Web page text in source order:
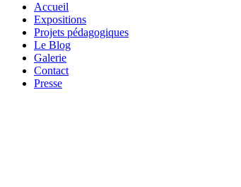
Accueil
Expositions
Projets pédagogiques
Le Blog
Galerie
Contact
Presse